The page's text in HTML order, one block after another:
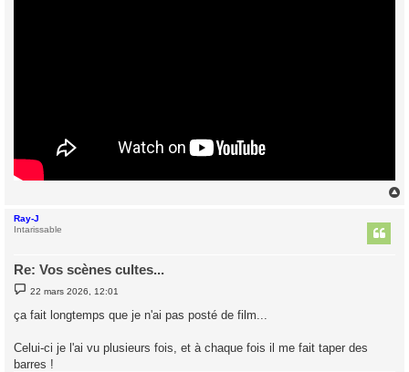
Ray-J
Intarissable
Re: Vos scènes cultes...
M
e
s
s
g
e
22 mars 2026, 12:01
ça fait longtemps que je n'ai pas posté de film...
Celui-ci je l'ai vu plusieurs fois, et à chaque fois il me fait taper des
barres !